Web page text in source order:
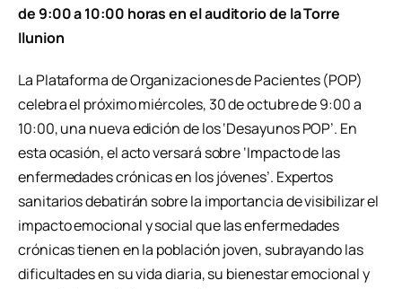
de 9:00 a 10:00 horas en el auditorio de la Torre
Ilunion
La Plataforma de Organizaciones de Pacientes (POP)
celebra el próximo miércoles, 30 de octubre de 9:00 a
10:00, una nueva edición de los ‘Desayunos POP’. En
esta ocasión, el acto versará sobre ‘Impacto de las
enfermedades crónicas en los jóvenes’. Expertos
sanitarios debatirán sobre la importancia de visibilizar el
impacto emocional y social que las enfermedades
crónicas tienen en la población joven, subrayando las
dificultades en su vida diaria, su bienestar emocional y